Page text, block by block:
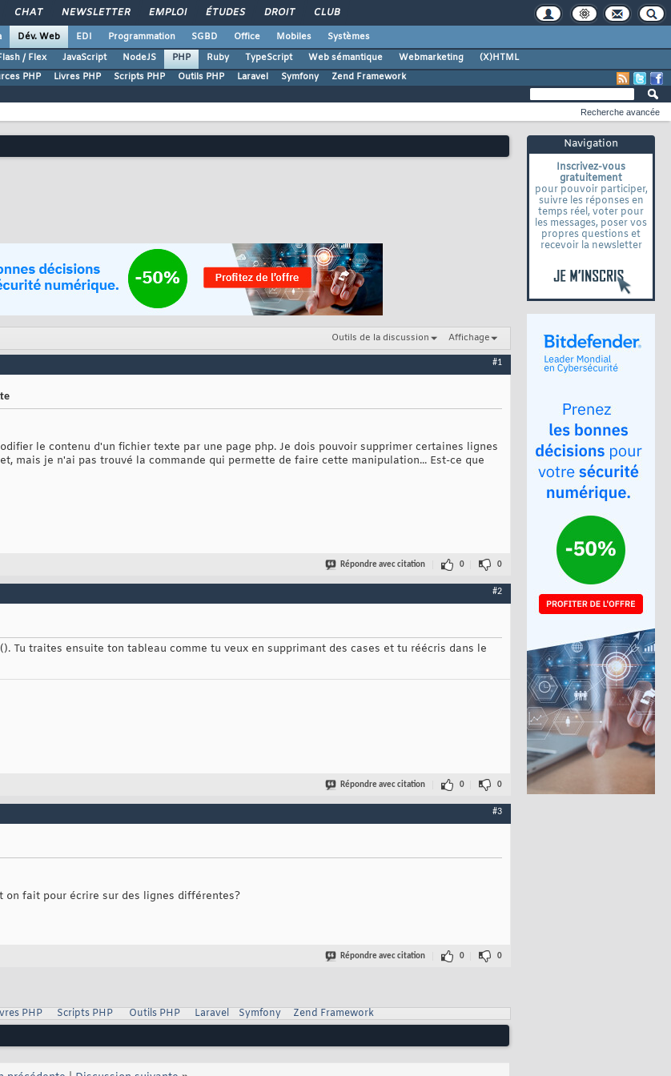
CHAT NEWSLETTER EMPLOI ÉTUDES DROIT CLUB
Dév. Web EDI Programmation SGBD Office Mobiles
Systèmes
/ Flex JavaScript NodeJS PHP Ruby TypeScript Web sémantique Webmarketing
(X)HTML
PHP Livres PHP Scripts PHP Outils PHP Laravel Symfony Zend Framework
Navigation
Inscrivez-vous
gratuitement
pour pouvoir participer,
suivre les réponses en
temps réel, voter pour
les messages, poser vos
propres questions et
recevoir la newsletter
Recherche avancée
Outils de la discussion Affichage
#1
le contenu d'un fichier texte par une page php. Je dois pouvoir supprimer certaines lignes
mais je n'ai pas trouvé la commande qui permette de faire cette manipulation... Est-ce que
Répondre avec citation 0 0
#2
Tu traites ensuite ton tableau comme tu veux en supprimant des cases et tu réécris dans le
Répondre avec citation 0 0
#3
fait pour écrire sur des lignes différentes?
Répondre avec citation 0 0
PHP Scripts PHP Outils PHP Laravel Symfony
Zend Framework